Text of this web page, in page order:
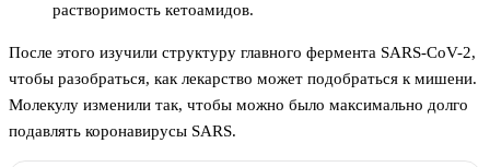
растворимость кетоамидов.
После этого изучили структуру главного фермента SARS-CoV-2,
чтобы разобраться, как лекарство может подобраться к мишени.
Молекулу изменили так, чтобы можно было максимально долго
подавлять коронавирусы SARS.